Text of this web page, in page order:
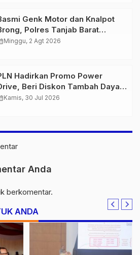
Genk Motor dan Knalpot
Polres Tanjab Barat
Belasan Kendaraan
Minggu, 2 Agt 2026
Hadirkan Promo Power
Beri Diskon Tambah Daya
di Ajang GIIAS 2026
Kamis, 30 Jul 2026
Anda
berkomentar.
ANDA